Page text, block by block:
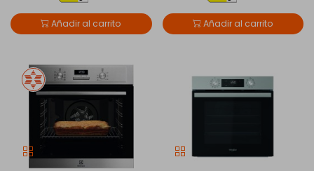
Añadir al carrito Añadir al carrito